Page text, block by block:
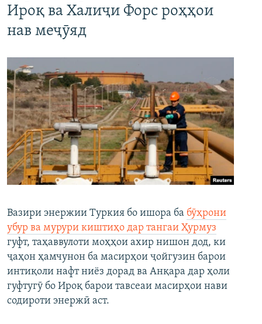
Ироқ ва Халиҷи Форс роҳҳои
нав меҷӯяд
Вазири энержии Туркия бо ишора ба бӯҳрони
убур ва мурури киштиҳо дар тангаи Ҳурмуз
гуфт, таҳаввулоти моҳҳои ахир нишон дод, ки
ҷаҳон ҳамчунон ба масирҳои ҷойгузин барои
интиқоли нафт ниёз дорад ва Анқара дар ҳоли
гуфтугӯ бо Ироқ барои тавсеаи масирҳои нави
содироти энержӣ аст.